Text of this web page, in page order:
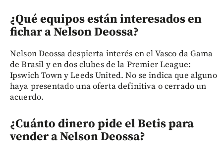
¿Qué equipos están interesados en
fichar a Nelson Deossa?
Nelson Deossa despierta interés en el Vasco da Gama
de Brasil y en dos clubes de la Premier League:
Ipswich Town y Leeds United. No se indica que alguno
haya presentado una oferta definitiva o cerrado un
acuerdo.
¿Cuánto dinero pide el Betis para
vender a Nelson Deossa?